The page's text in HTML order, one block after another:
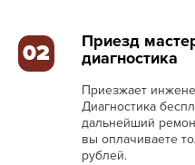
02
Приезд
диагностика
Приезжает
Диагностика
дальнейший
вы оплачиваете
рублей.